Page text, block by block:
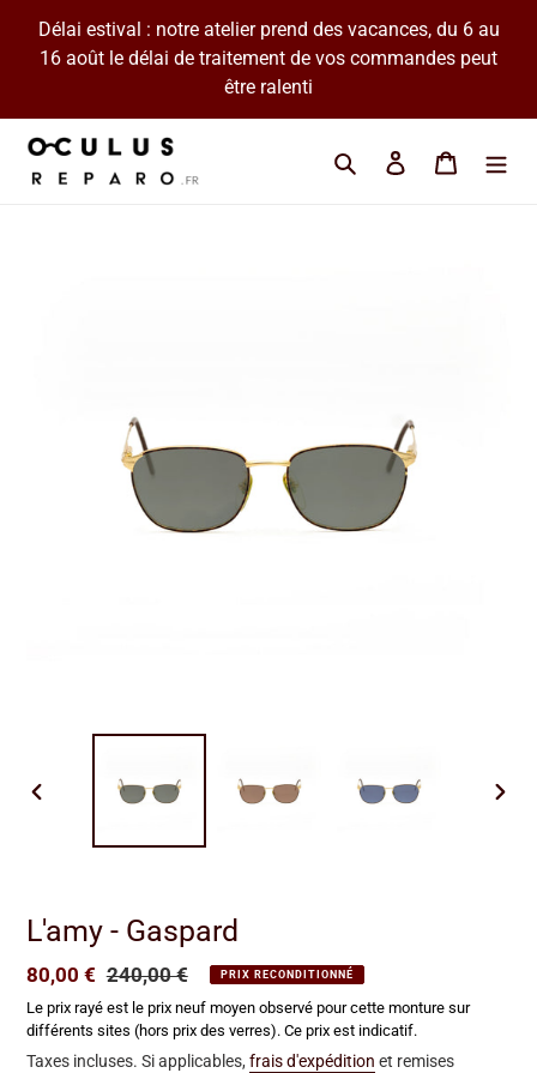
contenu
Délai estival : notre atelier prend des vacances, du 6 au
16 août le délai de traitement de vos commandes peut
être ralenti
Cherchez une
Se connecter
Panier
L'amy - Gaspard
Prix
réduit
80,00 € Prix
normal
240,00 € PRIX RECONDITIONNÉ
Le prix rayé est le prix neuf moyen observé pour cette monture sur
différents sites (hors prix des verres). Ce prix est indicatif.
Taxes incluses. Si applicables, frais d'expédition et remises